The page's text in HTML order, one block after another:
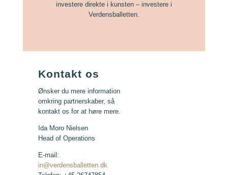
investere direkte i kunsten – investere i
Verdensballetten.
Kontakt os
Ønsker du mere information
omkring partnerskaber, så
kontakt os for at høre mere.
Ida Moro Nielsen
Head of Operations
E-mail:
in@verdensballetten.dk